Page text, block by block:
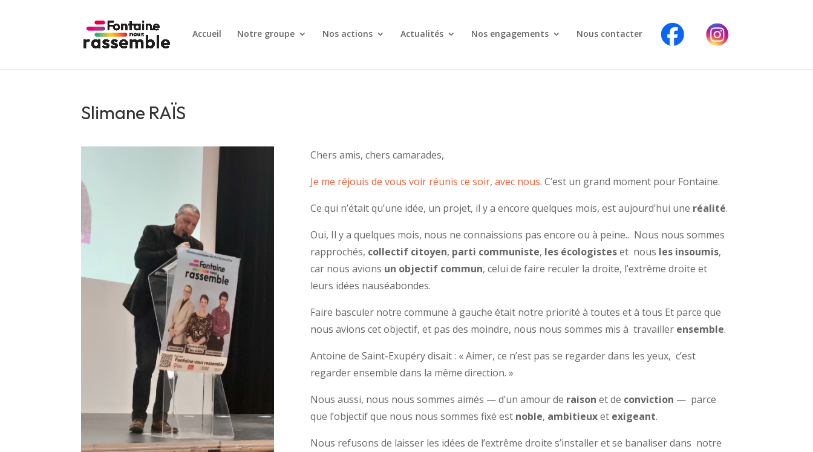
Accueil Notre groupe Nos actions Actualités Nos engagements Nous contacter
Slimane RAÏS
Chers amis, chers camarades,
Je me réjouis de vous voir réunis ce soir, avec nous. C’est un grand moment pour Fontaine.
Ce qui n’était qu’une idée, un projet, il y a encore quelques mois, est aujourd’hui une réalité.
Oui, Il y a quelques mois, nous ne connaissions pas encore ou à peine.. Nous nous sommes
rapprochés, collectif citoyen, parti communiste, les écologisteset nous les insoumis,
car nous avions un objectif commun, celui de faire reculer la droite, l’extrême droite et
leurs idées nauséabondes.
Faire basculer notre commune à gauche était notre priorité à toutes et à tous Et parce que
nous avions cet objectif, et pas des moindre, nous nous sommes mis à travailler ensemble.
Antoine de Saint-Exupéry disait : « Aimer, ce n’est pas se regarder dans les yeux, c’est
regarder ensemble dans la même direction. »
Nous aussi, nous nous sommes aimés — d’un amour de raison et de conviction — parce
que l’objectif que nous nous sommes fixé est noble, ambitieuxet exigeant.
Nous refusons de laisser les idées de l’extrême droite s’installer et se banaliser dans notre